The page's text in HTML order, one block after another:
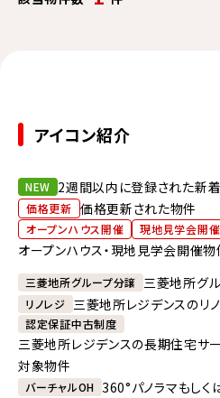
アイコン紹介
NEW 2週間以内に登録された新
価格更新 価格更新された物件
オープンハウス開催 現地見学会開催
オープンハウス・現地見学会開催物
三菱地所グループ分譲 三菱地所グ
リノレジ 三菱地所レジデンスのリ
認定保証中古制度
三菱地所レジデンスの長期住宅サ
対象物件
バーチャルOH 360°パノラマもし